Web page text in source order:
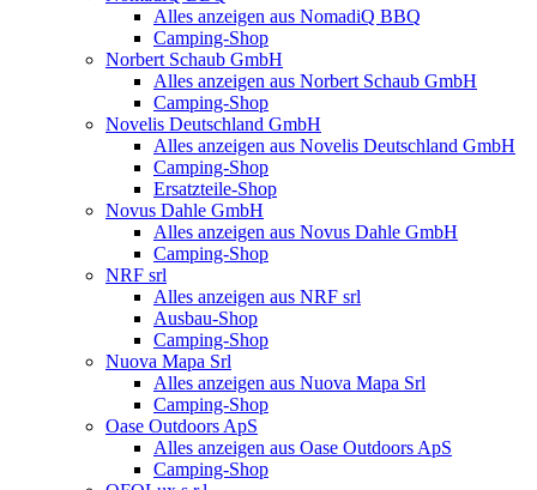
Alles anzeigen aus NomadiQ BBQ
Camping-Shop
Norbert Schaub GmbH
Alles anzeigen aus Norbert Schaub GmbH
Camping-Shop
Novelis Deutschland GmbH
Alles anzeigen aus Novelis Deutschland GmbH
Camping-Shop
Ersatzteile-Shop
Novus Dahle GmbH
Alles anzeigen aus Novus Dahle GmbH
Camping-Shop
NRF srl
Alles anzeigen aus NRF srl
Ausbau-Shop
Camping-Shop
Nuova Mapa Srl
Alles anzeigen aus Nuova Mapa Srl
Camping-Shop
Oase Outdoors ApS
Alles anzeigen aus Oase Outdoors ApS
Camping-Shop